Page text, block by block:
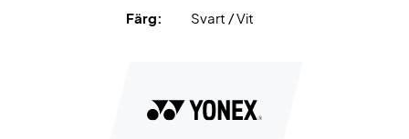
Färg:
Svart / Vit